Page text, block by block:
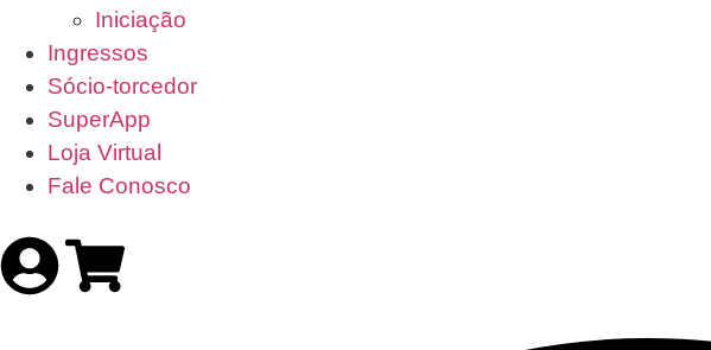
Iniciação
Ingressos
Sócio-torcedor
SuperApp
Loja Virtual
Fale Conosco